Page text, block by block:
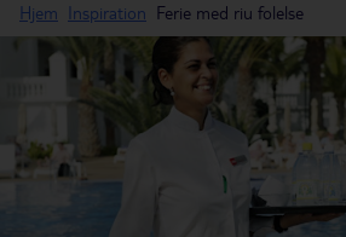
Hjem Inspiration Ferie med riu folelse